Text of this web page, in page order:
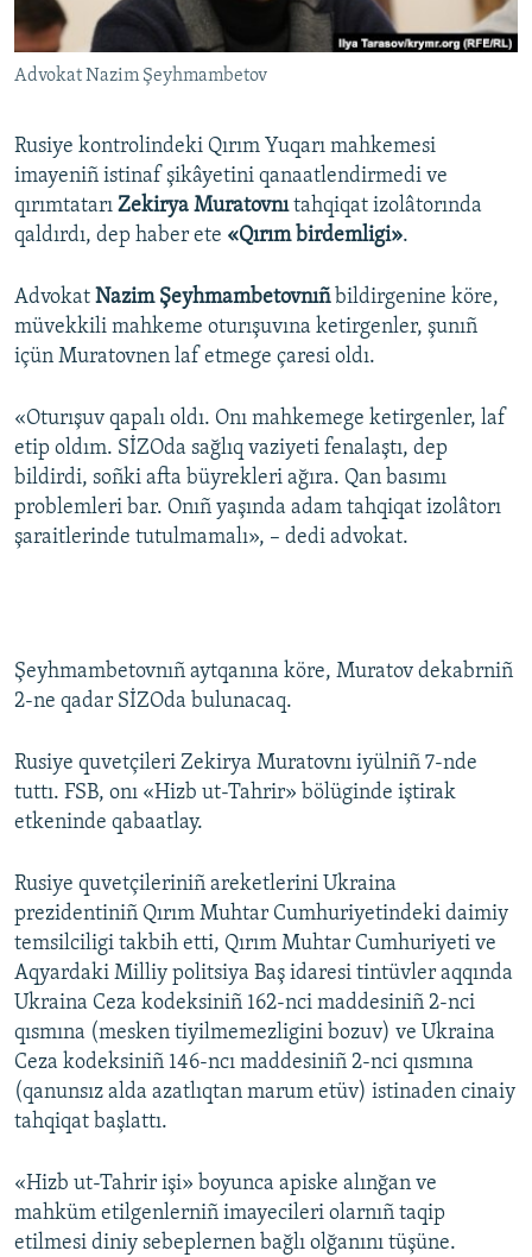
Українською
QOŞULIÑIZ!
RFE/RS bütün saytları
Advokat Nazim Şeyhmambetov
Rusiye kontrolindeki Qırım Yuqarı mahkemesi
imayeniñ istinaf şikâyetini qanaatlendirmedi ve
qırımtatarı Zekirya Muratovnıtahqiqat izolâtorında
qaldırdı, dep haber ete «Qırım birdemligi».
Advokat Nazim Şeyhmambetovnıñbildirgenine köre,
müvekkili mahkeme oturışuvına ketirgenler, şunıñ
içün Muratovnen laf etmege çaresi oldı.
«Oturışuv qapalı oldı. Onı mahkemege ketirgenler, laf
etip oldım. SİZOda sağlıq vaziyeti fenalaştı, dep
bildirdi, soñki afta büyrekleri ağıra. Qan basımı
problemleri bar. Onıñ yaşında adam tahqiqat izolâtorı
şaraitlerinde tutulmamalı», – dedi advokat.
Şeyhmambetovnıñ aytqanına köre, Muratov dekabrniñ
2-ne qadar SİZOda bulunacaq.
Rusiye quvetçileri Zekirya Muratovnı iyülniñ 7-nde
tuttı. FSB, onı «Hizb ut-Tahrir» bölüginde iştirak
etkeninde qabaatlay.
Rusiye quvetçileriniñ areketlerini Ukraina
prezidentiniñ Qırım Muhtar Cumhuriyetindeki daimiy
temsilciligi takbih etti, Qırım Muhtar Cumhuriyeti ve
Aqyardaki Milliy politsiya Baş idaresi tintüvler aqqında
Ukraina Ceza kodeksiniñ 162-nci maddesiniñ 2-nci
qısmına (mesken tiyilmemezligini bozuv) ve Ukraina
Ceza kodeksiniñ 146-ncı maddesiniñ 2-nci qısmına
(qanunsız alda azatlıqtan marum etüv) istinaden cinaiy
tahqiqat başlattı.
«Hizb ut-Tahrir işi» boyunca apiske alınğan ve
mahküm etilgenlerniñ imayecileri olarnıñ taqip
etilmesi diniy sebeplernen bağlı olğanını tüşüne.